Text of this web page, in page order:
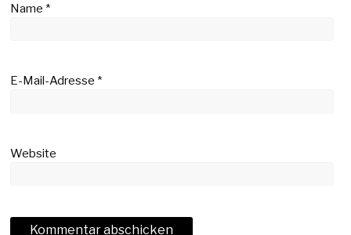
Name*
E-Mail-Adresse*
Website